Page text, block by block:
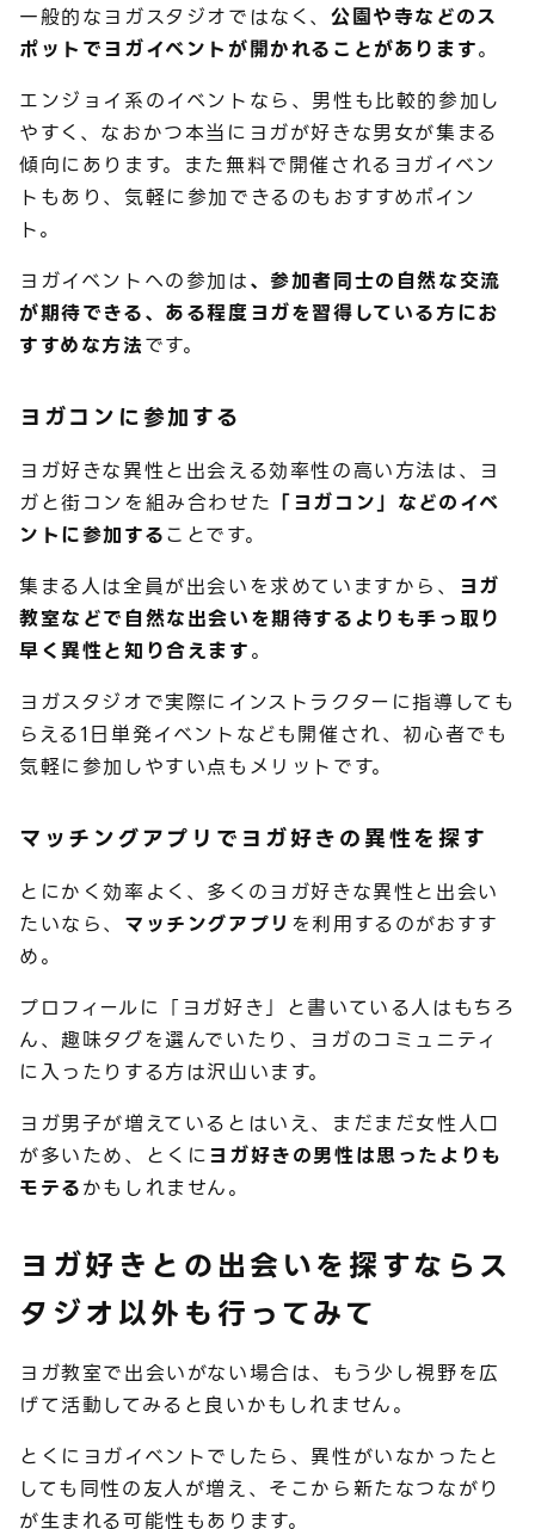
一般的なヨガスタジオではなく、 公園や寺などのス
ポットでヨガイベントが開かれることがあります。
エンジョイ系のイベントなら、男性も比較的参加し
やすく、なおかつ本当にヨガが好きな男女が集まる
傾向にあります。また無料で開催されるヨガイベン
トもあり、気軽に参加できるのもおすすめポイン
ト。
ヨガイベントへの参加は、参加者同士の自然な交流
が期待できる、ある程度ヨガを習得している方にお
すすめな方法です。
ヨガコンに参加する
ヨガ好きな異性と出会える効率性の高い方法は、ヨ
ガと街コンを組み合わせた 「ヨガコン」などのイベ
ントに参加することです。
集まる人は全員が出会いを求めていますから、 ヨガ
教室などで自然な出会いを期待するよりも手っ取り
早く異性と知り合えます。
ヨガスタジオで実際にインストラクターに指導しても
らえる1日単発イベントなども開催され、初心者でも
気軽に参加しやすい点もメリットです。
マッチングアプリでヨガ好きの異性を探す
とにかく効率よく、多くのヨガ好きな異性と出会い
たいなら、 マッチングアプリ を利用するのがおすす
め。
プロフィールに「ヨガ好き」と書いている人はもちろ
ん、趣味タグを選んでいたり、ヨガのコミュニティ
に入ったりする方は沢山います。
ヨガ男子が増えているとはいえ、まだまだ女性人口
が多いため、とくにヨガ好きの男性は思ったよりも
モテるかもしれません。
ヨガ好きとの出会いを探すならス
タジオ以外も行ってみて
ヨガ教室で出会いがない場合は、もう少し視野を広
げて活動してみると良いかもしれません。
とくにヨガイベントでしたら、異性がいなかったと
しても同性の友人が増え、そこから新たなつながり
が生まれる可能性もあります。